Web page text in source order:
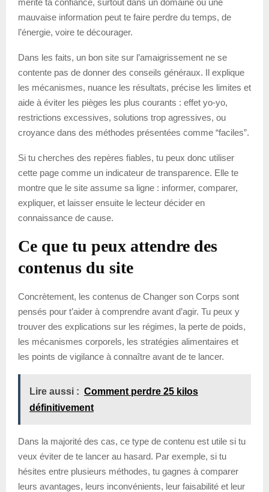
mauvaise information peut te faire perdre du temps, de
l’énergie, voire te décourager.
Dans les faits, un bon site sur l’amaigrissement ne se
contente pas de donner des conseils généraux. Il explique
les mécanismes, nuance les résultats, précise les limites et
aide à éviter les pièges les plus courants : effet yo-yo,
restrictions excessives, solutions trop agressives, ou
croyance dans des méthodes présentées comme “faciles”.
Si tu cherches des repères fiables, tu peux donc utiliser
cette page comme un indicateur de transparence. Elle te
montre que le site assume sa ligne : informer, comparer,
expliquer, et laisser ensuite le lecteur décider en
connaissance de cause.
Ce que tu peux attendre des
contenus du site
Concrètement, les contenus de Changer son Corps sont
pensés pour t’aider à comprendre avant d’agir. Tu peux y
trouver des explications sur les régimes, la perte de poids,
les mécanismes corporels, les stratégies alimentaires et
les points de vigilance à connaître avant de te lancer.
Lire aussi : Comment perdre 25 kilos
définitivement
Dans la majorité des cas, ce type de contenu est utile si tu
veux éviter de te lancer au hasard. Par exemple, si tu
hésites entre plusieurs méthodes, tu gagnes à comparer
leurs avantages, leurs inconvénients, leur faisabilité et leur